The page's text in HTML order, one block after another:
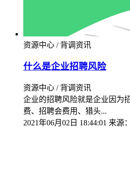
资源中心 / 背调资讯
什么是企业招聘风险
资源中心 / 背调资讯
企业的招聘风险就是企业因为
费、招聘会费用、猎头...
2021年06月02日 18:44:01 来源：